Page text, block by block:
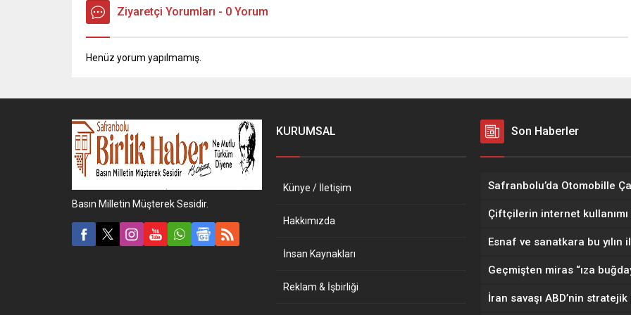
Ziyaretçi Yorumları - 0 Yorum
Henüz yorum yapılmamış.
Basın Milletin Müşterek Sesidir.
KURUMSAL
Künye / İletişim
Hakkımızda
İnsan Kaynakları
Reklam & İşbirliği
Son Haberler